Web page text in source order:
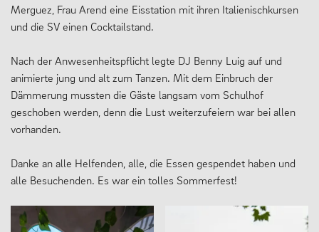
Merguez, Frau Arend eine Eisstation mit ihren Italienischkursen
und die SV einen Cocktailstand.
Nach der Anwesenheitspflicht legte DJ Benny Luig auf und
animierte jung und alt zum Tanzen. Mit dem Einbruch der
Dämmerung mussten die Gäste langsam vom Schulhof
geschoben werden, denn die Lust weiterzufeiern war bei allen
vorhanden.
Danke an alle Helfenden, alle, die Essen gespendet haben und
alle Besuchenden. Es war ein tolles Sommerfest!